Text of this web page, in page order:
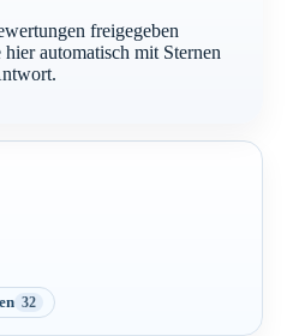
freigegeben
automatisch mit Sternen
32